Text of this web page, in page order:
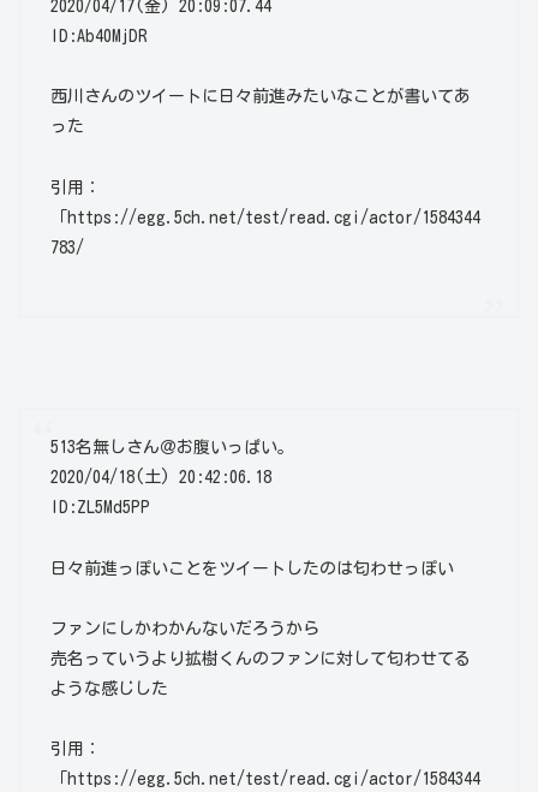
2020/04/17(金) 20:09:07.44
ID:Ab40MjDR
西川さんのツイートに日々前進みたいなことが書いてあ
った
引用：
「https://egg.5ch.net/test/read.cgi/actor/1584344
783/
513名無しさん＠お腹いっぱい。
2020/04/18(土) 20:42:06.18
ID:ZL5Md5PP
日々前進っぽいことをツイートしたのは匂わせっぽい
ファンにしかわかんないだろうから
売名っていうより拡樹くんのファンに対して匂わせてる
ような感じした
引用：
「https://egg.5ch.net/test/read.cgi/actor/1584344